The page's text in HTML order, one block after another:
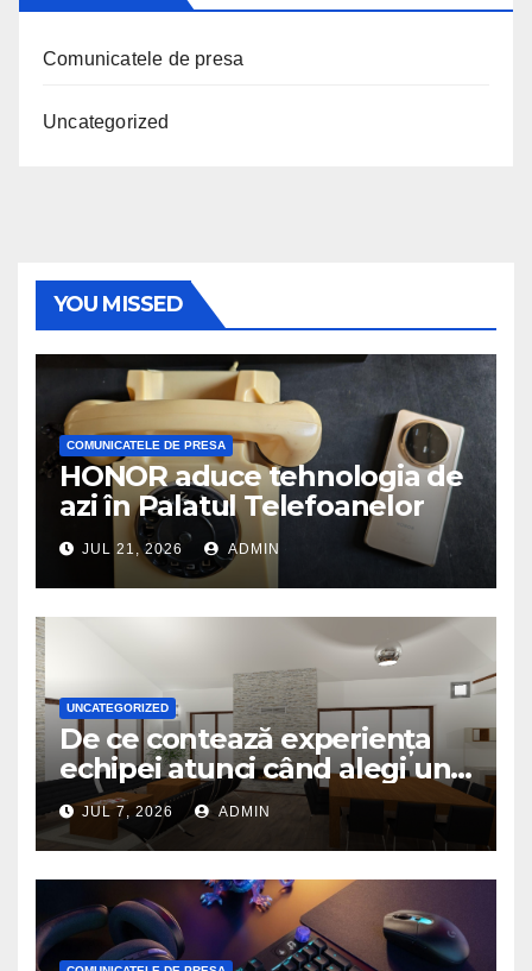
Comunicatele de presa
Uncategorized
YOU MISSED
COMUNICATELE DE PRESA
HONOR aduce tehnologia de
azi în Palatul Telefoanelor
JUL 21, 2026 ADMIN
UNCATEGORIZED
De ce contează experiența
echipei atunci când alegi un
birou de arhitectură
JUL 7, 2026 ADMIN